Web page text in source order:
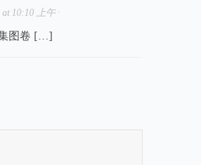
at 10:10 上午·
图卷 […]